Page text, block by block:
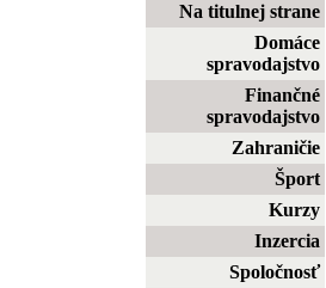
Na titulnej strane
Domáce
spravodajstvo
Finančné
spravodajstvo
Zahraničie
Šport
Kurzy
Inzercia
Spoločnosť